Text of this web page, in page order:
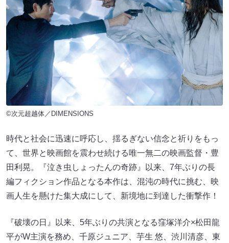
©次元超越体／DIMENSIONS
時代と社会に迅速に呼応し、揺るぎない信念と祈りをもっ
て、世界と映画館を震わせ続ける唯一無二の映画監督・豊
田利晃。『泣き虫しょったんの奇跡』以来、7年ぶりの長
編フィクション作品となる本作は、混沌の時代に挑む、映
画人生を懸けた集大成にして、新境地に到達した衝撃作！
『破壊の日』以来、5年ぶりの共演となる窪塚洋介×松田龍
平がW主演を務め、千原ジュニア、芋生 悠、渋川清彦、東